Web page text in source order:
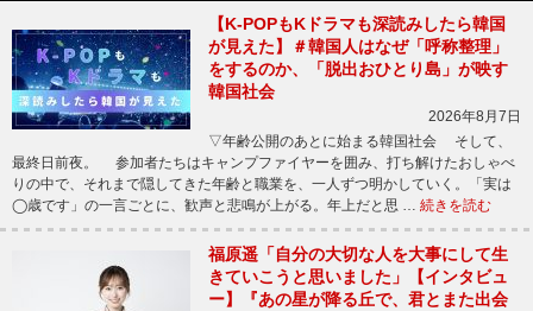
【K-POPもKドラマも深読みしたら韓国
が見えた】＃韓国人はなぜ「呼称整理」
をするのか、「脱出おひとり島」が映す
韓国社会
2026年8月7日
▽年齢公開のあとに始まる韓国社会 そして、
最終日前夜。 参加者たちはキャンプファイヤーを囲み、打ち解けたおしゃべ
りの中で、それまで隠してきた年齢と職業を、一人ずつ明かしていく。「実は
◯歳です」の一言ごとに、歓声と悲鳴が上がる。年上だと思 … 続きを読む
福原遥「自分の大切な人を大事にして生
きていこうと思いました」【インタビュ
ー】『あの星が降る丘で、君とまた出会